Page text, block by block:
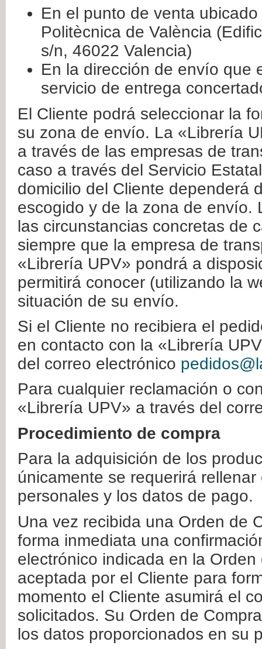
En el punto de venta
Politècnica de València
s/n, 46022 Valencia)
En la dirección de envío que
servicio de entrega
El Cliente podrá seleccionar la
su zona de envío. La «Librería
a través de las empresas de
caso a través del Servicio
domicilio del Cliente dependerá
escogido y de la zona de envío.
las circunstancias concretas de
siempre que la empresa de
«Librería UPV» pondrá a
permitirá conocer (utilizando la
situación de su envío.
Si el Cliente no recibiera el
en contacto con la «Librería
del correo electrónico
Para cualquier reclamación o
«Librería UPV» a través del
Procedimiento de compra
Para la adquisición de los
únicamente se requerirá
personales y los datos de pago.
Una vez recibida una Orden de
forma inmediata una
electrónico indicada en la
aceptada por el Cliente para
momento el Cliente asumirá el
solicitados. Su Orden de
los datos proporcionados en su